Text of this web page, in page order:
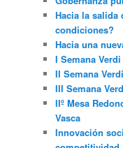
Hacia la salida
condiciones?
Hacia una
I Semana
II Semana
III Semana
IIº Mesa
Vasca
Innovación